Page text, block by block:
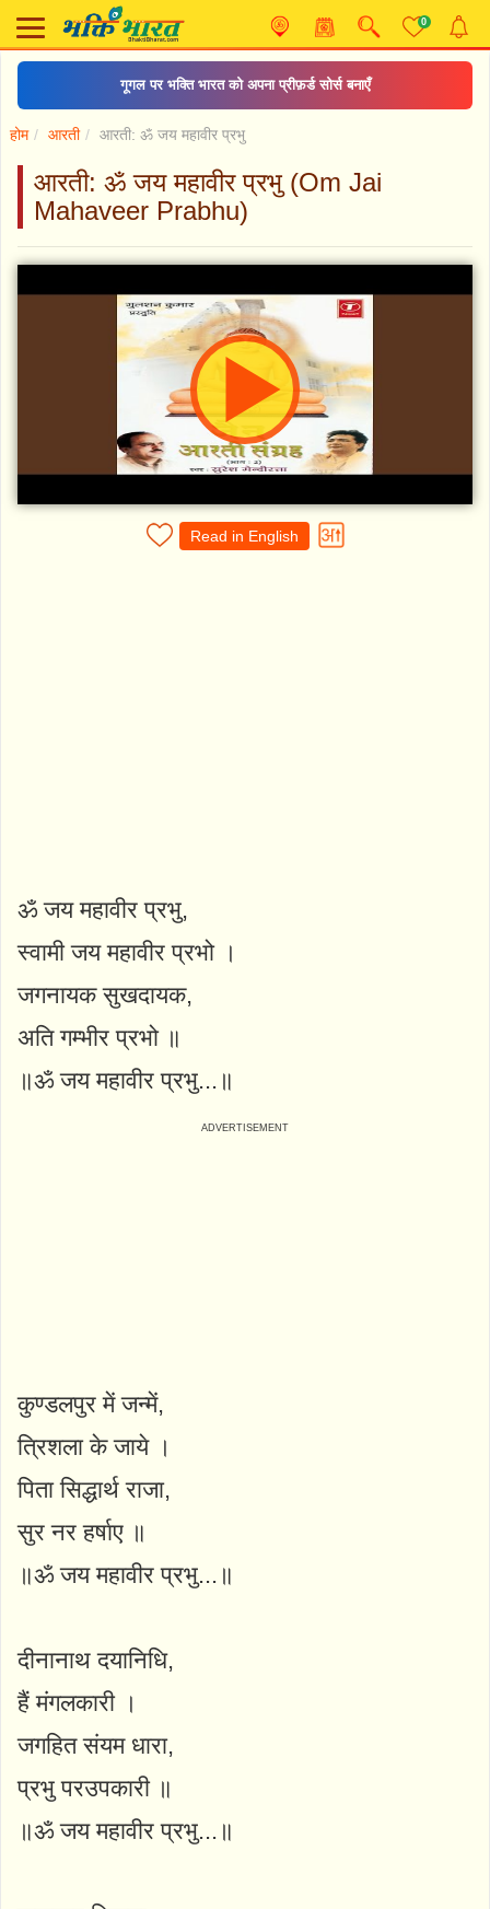
0
गूगल पर भक्ति भारत को अपना प्रीफ़र्ड सोर्स बनाएँ
होम आरती आरती: ॐ जय महावीर प्रभु
आरती: ॐ जय महावीर प्रभु (Om Jai
Mahaveer Prabhu)
Read in English
ॐ जय महावीर प्रभु,
स्वामी जय महावीर प्रभो ।
जगनायक सुखदायक,
अति गम्भीर प्रभो ॥
॥ॐ जय महावीर प्रभु...॥
कुण्डलपुर में जन्में,
त्रिशला के जाये ।
पिता सिद्धार्थ राजा,
सुर नर हर्षाए ॥
॥ॐ जय महावीर प्रभु...॥
दीनानाथ दयानिधि,
हैं मंगलकारी ।
जगहित संयम धारा,
प्रभु परउपकारी ॥
॥ॐ जय महावीर प्रभु...॥